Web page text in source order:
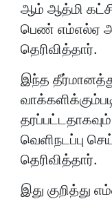
ஆம் ஆத்மி
பெண் எம்எல்ஏ
தெரிவித்தார்.
இந்த
வெளிநடப்பு
தெரிவித்தார்.
இது குறித்து